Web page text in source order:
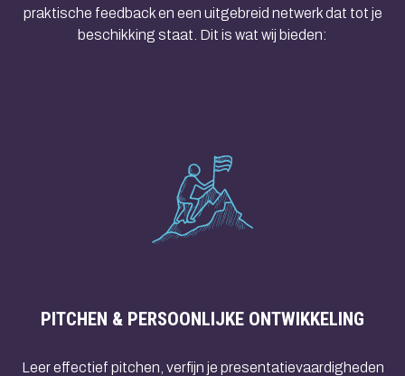
praktische feedback en een uitgebreid netwerk dat tot je
beschikking staat. Dit is wat wij bieden:
PITCHEN & PERSOONLIJKE ONTWIKKELING
Leer effectief pitchen, verfijn je presentatievaardigheden